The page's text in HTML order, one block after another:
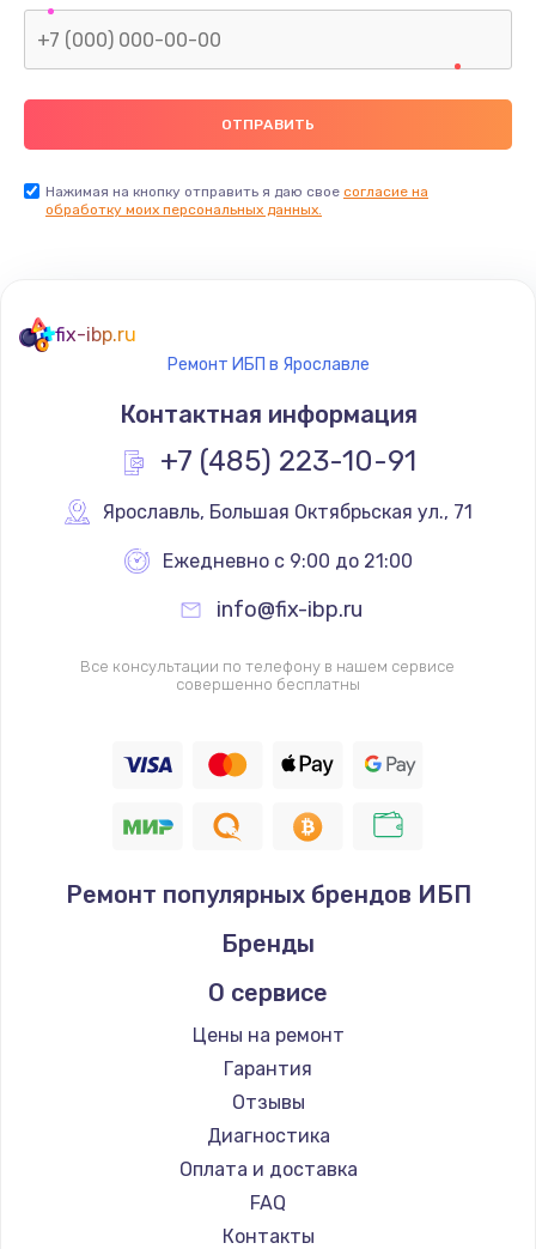
Нажимая на кнопку отправить я даю свое согласие на
обработку моих персональных данных.
fix-ibp.ru
Ремонт ИБП в Ярославле
Контактная информация
+7 (485) 223-10-91
Ярославль, Большая Октябрьская ул., 71
Ежедневно с 9:00 до 21:00
info@fix-ibp.ru
Все консультации по телефону в нашем сервисе
совершенно бесплатны
Ремонт популярных брендов ИБП
Бренды
О сервисе
Цены на ремонт
Гарантия
Отзывы
Диагностика
Оплата и доставка
FAQ
Контакты